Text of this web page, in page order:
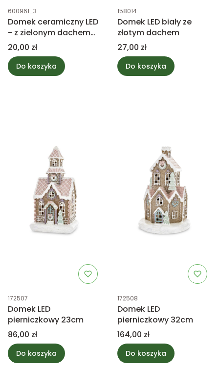
Kod produktu
600961_3
Domek ceramiczny LED
- z zielonym dachem
11,5cm
Cena
20,00 zł
Do koszyka
Kod produktu
158014
Domek LED biały ze
złotym dachem
Cena
27,00 zł
Do koszyka
Kod produktu
172507
Domek LED
pierniczkowy 23cm
Cena
86,00 zł
Do koszyka
Kod produktu
172508
Domek LED
pierniczkowy 32cm
Cena
164,00 zł
Do koszyka